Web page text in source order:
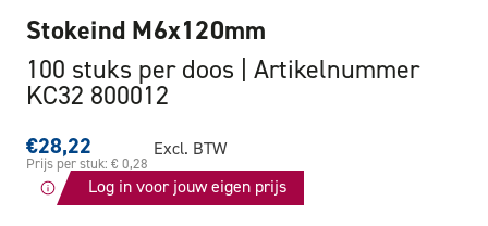
Stokeind M6x120mm
100 stuks per doos
Artikelnummer
KC32 800012
€28,22
Prijs per stuk: € 0,28
Excl. BTW
Log in voor jouw eigen prijs